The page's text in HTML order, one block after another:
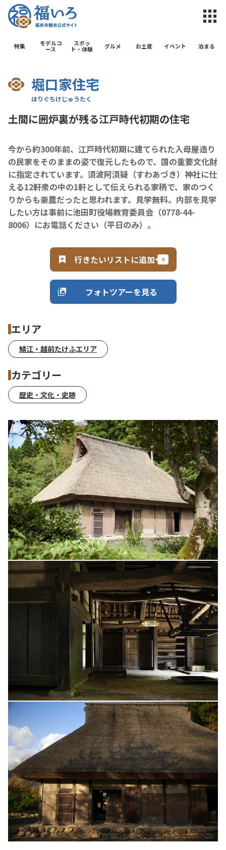
福井市観光
特集
モデルコ
ース
スポッ
ト・体験
グルメ お土産 イベント 泊まる
堀口家住宅
土間に囲炉裏が残る江戸時代初期の住宅
今から約300年前、江戸時代初期に建てられた入母屋造り
の民家をそのままの姿で復元したもので、国の重要文化財
に指定されています。須波阿湏疑（すわあづき）神社に仕
える12軒衆の中の1軒として伝えられる家柄で、家のつく
りからも豪農だったと思われます。見学無料。内部を見学
したい方は事前に池田町役場教育委員会（0778-44-
8006）にお電話ください（平日のみ）。
行きたいリストに追加
フォトツアーを見る
エリア
鯖江・越前たけふエリア
カテゴリー
歴史・文化・史跡